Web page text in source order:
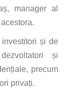
manager al
și de
și
precum
privați.